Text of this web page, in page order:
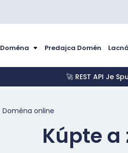
Doména Predajca Domén
🚀 REST API Je
Doména online
Kúpte